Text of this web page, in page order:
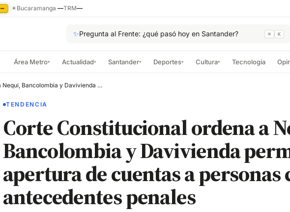
— ☀Bucaramanga—TRM—
✨Pregunta al Frente: ¿qué pasó hoy en Santander? ⌘ K
Área Metro▾ Actualidad▾ Santander▾ Deportes▾ Cultura▾ Tecnología
Corte Constitucional ordena a Nequi, Bancolombia y Davivienda permitir apertura de cuentas a personas con antecedentes penales
TENDENCIA
Corte Constitucional ordena a
Bancolombia y Davivienda
apertura de cuentas a personas
antecedentes penales